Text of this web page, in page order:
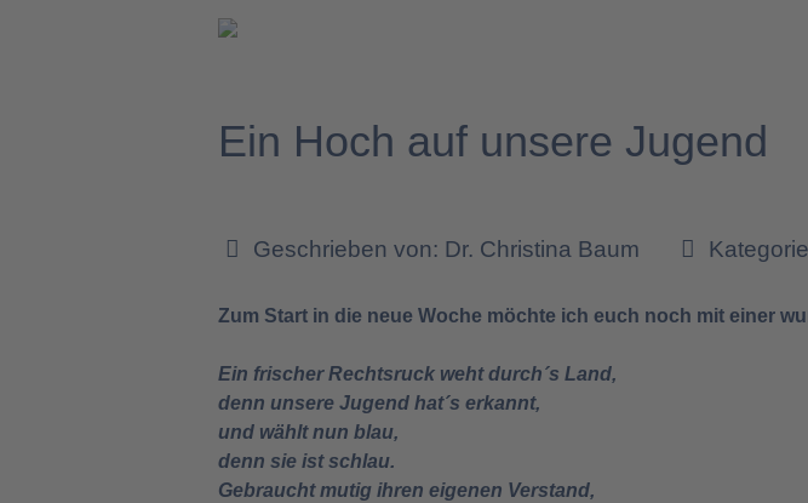
Ein Hoch auf unsere Jugend
Geschrieben von: Dr. Christina Baum
Zum Start in die neue Woche möchte ich euch noch mit einer
Ein frischer Rechtsruck weht durch´s Land,
denn unsere Jugend hat´s erkannt,
und wählt nun blau,
denn sie ist schlau.
Gebraucht mutig ihren eigenen Verstand,